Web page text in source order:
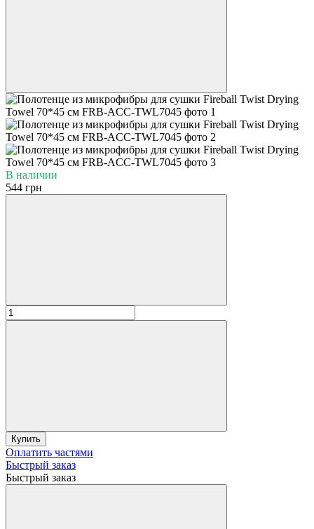
В наличии
544 грн
Купить
Оплатить частями
Быстрый заказ
Быстрый заказ